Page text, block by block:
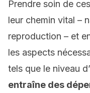
Prendre soin de
leur chemin vital –
reproduction – et
les aspects
tels que le niveau
entraîne des